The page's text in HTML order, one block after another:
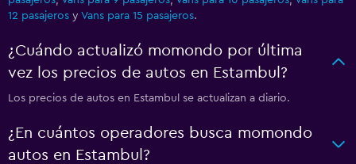
12 pasajeros y Vans para 15 pasajeros.
¿Cuándo actualizó momondo por última
vez los precios de autos en Estambul?
Los precios de autos en Estambul se actualizan a diario.
¿En cuántos operadores busca momondo
autos en Estambul?